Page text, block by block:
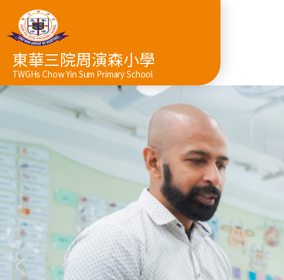
東華三院周演森小學
TWGHs Chow Yin Sum Primary School